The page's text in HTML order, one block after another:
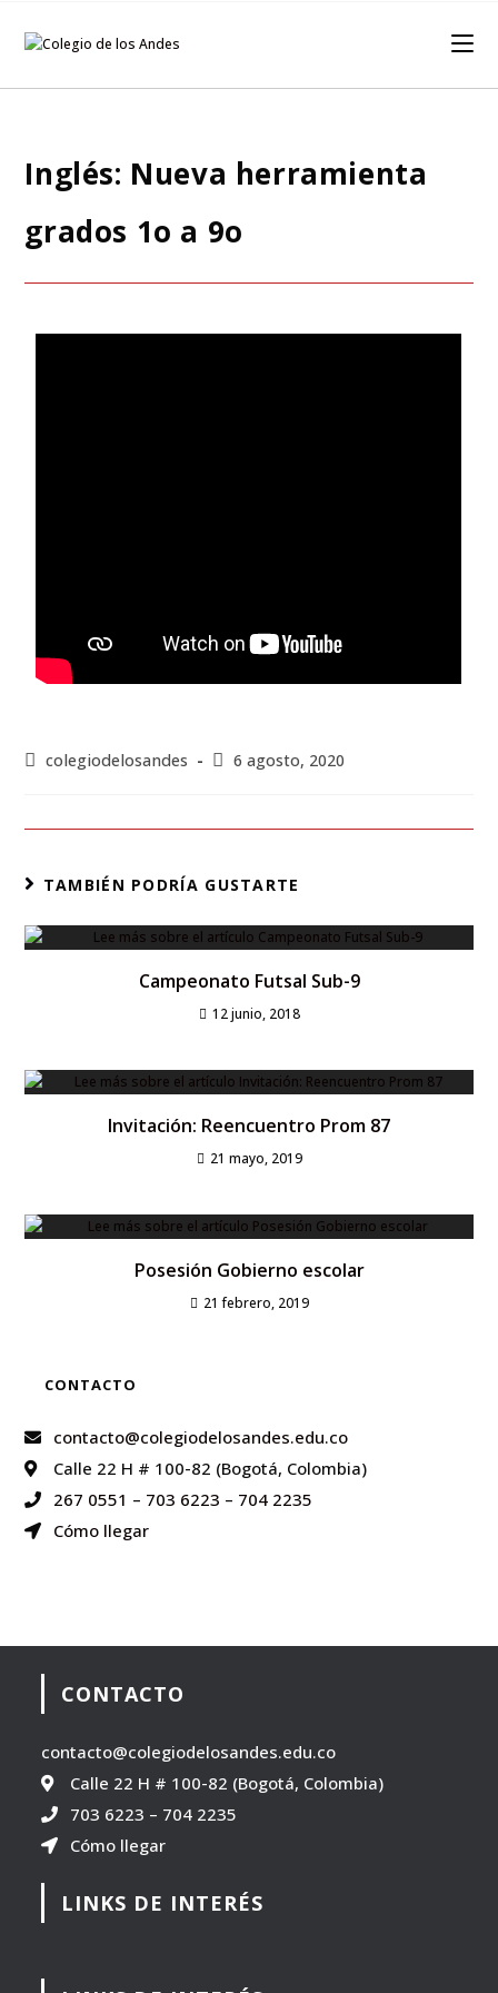
Inglés: Nueva herramienta
grados 1o a 9o
colegiodelosandes 6 agosto, 2020
TAMBIÉN PODRÍA GUSTARTE
Campeonato Futsal Sub-9
12 junio, 2018
Invitación: Reencuentro Prom 87
21 mayo, 2019
Posesión Gobierno escolar
21 febrero, 2019
CONTACTO
contacto@colegiodelosandes.edu.co
Calle 22 H # 100-82 (Bogotá, Colombia)
267 0551 – 703 6223 – 704 2235
Cómo llegar
CONTACTO
contacto@colegiodelosandes.edu.co
Calle 22 H # 100-82 (Bogotá, Colombia)
703 6223 – 704 2235
Cómo llegar
LINKS DE INTERÉS